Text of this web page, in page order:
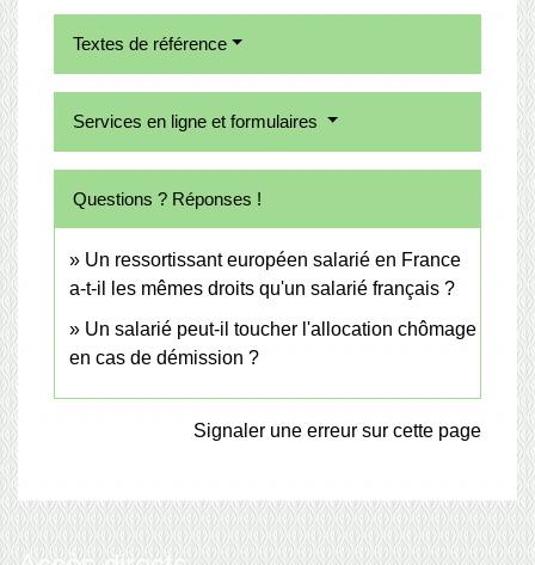
Textes de référence
Services en ligne et formulaires
Questions ? Réponses !
Un ressortissant européen salarié en France
a-t-il les mêmes droits qu'un salarié français ?
Un salarié peut-il toucher l'allocation chômage
en cas de démission ?
Signaler une erreur sur cette page